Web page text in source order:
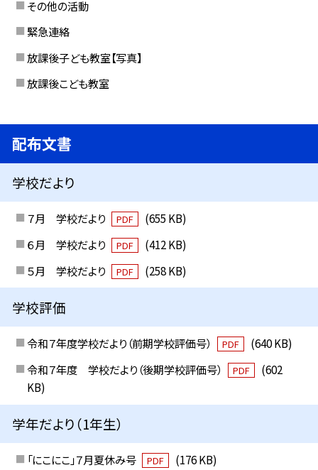
その他の活動
緊急連絡
放課後子ども教室【写真】
放課後こども教室
配布文書
学校だより
７月 学校だより PDF
(655 KB)
６月 学校だより
PDF
(412 KB)
５月 学校だより
PDF (258 KB)
学校評価
令和７年度学校だより（前期学校評価号） PDF
(640 KB)
令和７年度 学校だより（後期学校評価号）
PDF
(602
KB)
学年だより（1年生）
「にこにこ」７月夏休み号 PDF
(176 KB)